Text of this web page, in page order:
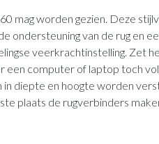
mag worden gezien. Deze
ondersteuning van de rug en
veerkrachtinstelling. Zet
een computer of laptop toch
diepte en hoogte worden
plaats de rugverbinders